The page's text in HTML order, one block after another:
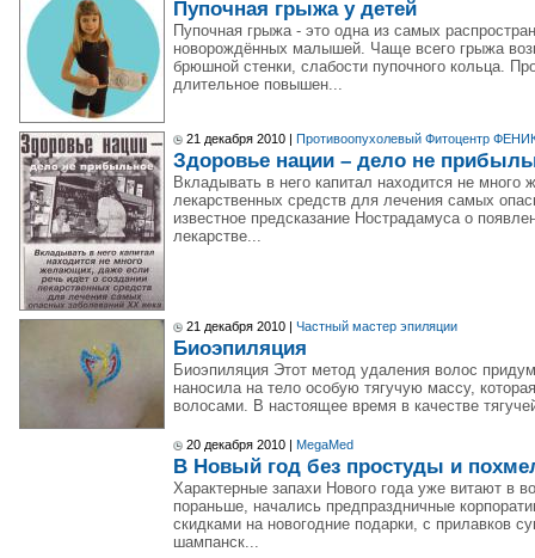
Пупочная грыжа у детей
Пупочная грыжа - это одна из самых
новорождённых малышей. Чаще всего грыжа
брюшной стенки, слабости пупочного кольца.
длительное повышен...
21 декабря 2010 | Противоопухолевый Фитоцентр
Здоровье нации – дело не
Вкладывать в него капитал находится не
лекарственных средств для лечения самых
известное предсказание Нострадамуса о
лекарстве...
21 декабря 2010 | Частный мастер эпиляции
Биоэпиляция
Биоэпиляция Этот метод удаления волос
наносила на тело особую тягучую массу,
волосами. В настоящее время в качестве
20 декабря 2010 | MegaMed
В Новый год без простуды и
Характерные запахи Нового года уже витают в
пораньше, начались предпраздничные
скидками на новогодние подарки, с прилавков
шампанск...